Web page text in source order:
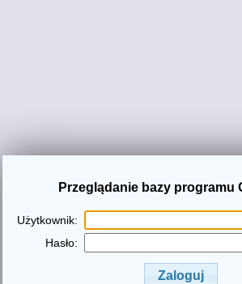
Przeglądanie bazy programu
Użytkownik:
Hasło: